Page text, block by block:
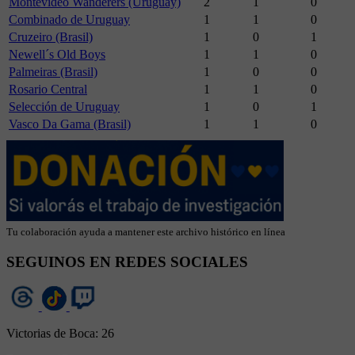
Combinado de Uruguay
1 1 0
Cruzeiro (Brasil)
1 0 1
Newell´s Old Boys
1 1 0
Palmeiras (Brasil)
1 0 0
Rosario Central
1 1 0
Selección de Uruguay
1 0 1
Vasco Da Gama (Brasil)
1 1 0
Tu colaboración ayuda a mantener este archivo histórico en línea
SEGUINOS EN REDES SOCIALES
Victorias de Boca: 26